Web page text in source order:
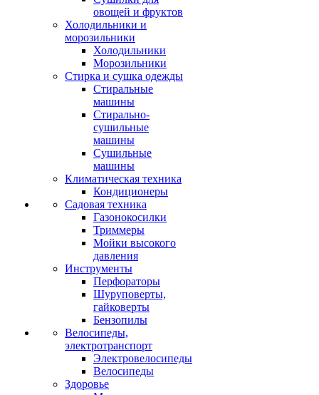
овощей и фруктов
Холодильники и
морозильники
Холодильники
Морозильники
Стирка и сушка одежды
Стиральные
машины
Стирально-
сушильные
машины
Сушильные
машины
Климатическая техника
Кондиционеры
Садовая техника
Газонокосилки
Триммеры
Мойки высокого
давления
Инструменты
Перфораторы
Шуруповерты,
гайковерты
Бензопилы
Велосипеды,
электротранспорт
Электровелосипеды
Велосипеды
Здоровье